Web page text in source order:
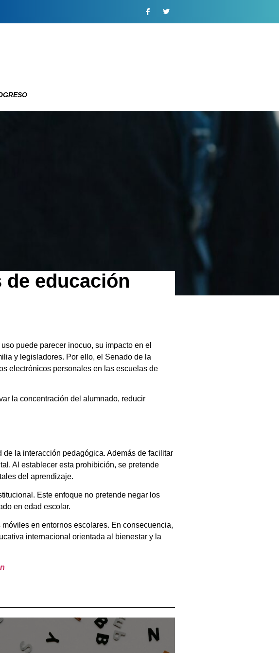
educación
puede parecer inocuo, su impacto en el
y legisladores. Por ello, el Senado de la
electrónicos personales en las escuelas de
la concentración del alumnado, reducir
la interacción pedagógica. Además de facilitar
Al establecer esta prohibición, se pretende
del aprendizaje.
Este enfoque no pretende negar los
en edad escolar.
en entornos escolares. En consecuencia,
internacional orientada al bienestar y la